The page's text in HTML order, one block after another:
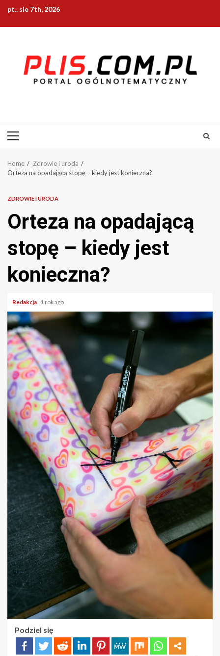
Skip
content
pt.. sie 7th, 2026
Primary
Home
Zdrowie i uroda
Orteza na opadającą stopę – kiedy jest konieczna?
ZDROWIE I URODA
Orteza na opadającą
stopę – kiedy jest
konieczna?
Redakcja 1 rok ago
Podziel się